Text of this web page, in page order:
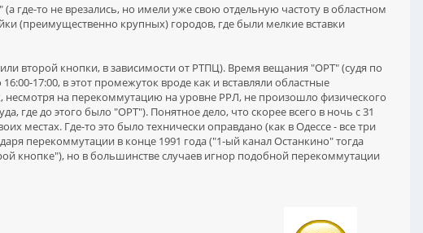
где-то не врезались, но имели уже свою отдельную частоту в областном
(преимущественно крупных) городов, где были мелкие вставки
второй кнопки, в зависимости от РТПЦ). Время вещания "ОРТ" (судя по
17:00, в этот промежуток вроде как и вставляли областные
на перекоммутацию на уровне РРЛ, не произошло физического
где до этого было "ОРТ"). Понятное дело, что скорее всего в ночь с 31
местах. Где-то это было технически оправдано (как в Одессе - все три
перекоммутации в конце 1991 года ("1-ый канал Останкино" тогда
кнопке"), но в большинстве случаев игнор подобной перекоммутации